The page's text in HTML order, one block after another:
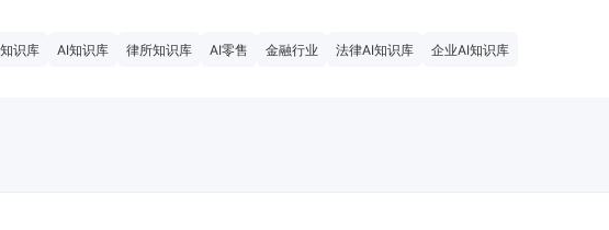
识库 AI知识库 律所知识库 AI零售 金融行业 法律AI知识库 企业AI知识库